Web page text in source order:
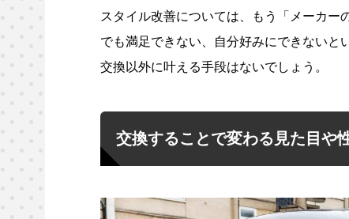
スタイル改善については、もう「メーカ
でも満足できない、自分好みにできないと
交換以外に叶える手段はないでしょう。
交換することで変わる見た目や